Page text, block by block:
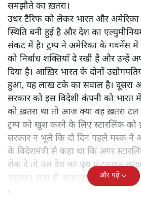
समझौते का ख़तरा।
उधर टैरिफ को लेकर भारत और
स्थिति बनी हुई है और देश का
संकट में है। ट्रम्प ने अमेरिका के गवर्नेंस
को निर्बाध शक्तियाँ दे रखी हैं और उन्हें
दिया है। आख़िर भारत के दोनों
हुआ, यह लाख टके का सवाल है। दूसरा
सरकार को इस विदेशी कंपनी को भारत
को ख़तरा था तो आज क्या वह ख़तरा टल
ट्रम्प को खुश करने के लिए स्टारलिंक को
सरकार न भूले कि दो दिन पहले मस्क ने
के विदेशमंत्री से कहा था कि अगर
रोक दे तो उस देश का पूरा फ्रंटलाइन
जाएगा। साथ ही व्हाइटहाउस में ट्रम्प-
की सभी इंटेलिजेंस शेयरिंग रोक दी गयी
और पढ़ें